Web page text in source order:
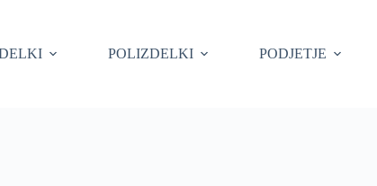
POLIZDELKI PODJETJE